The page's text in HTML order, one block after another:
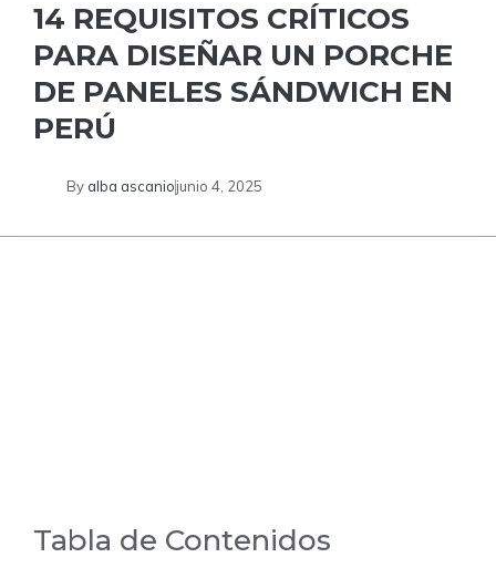
14 REQUISITOS CRÍTICOS
PARA DISEÑAR UN PORCHE
DE PANELES SÁNDWICH EN
PERÚ
By alba ascaniojunio 4, 2025
Tabla de Contenidos